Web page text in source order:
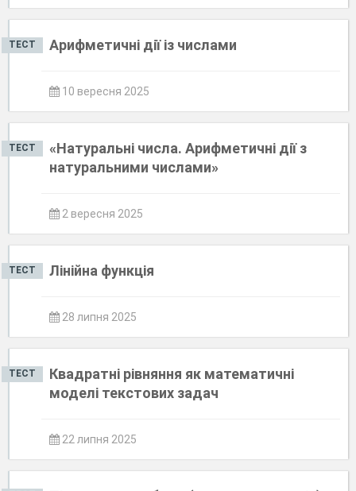
ТЕСТ Арифметичні дії із числами
10 вересня 2025
ТЕСТ
«Натуральні числа. Арифметичні дії з
натуральними числами»
2 вересня 2025
ТЕСТ Лінійна функція
28 липня 2025
ТЕСТ
Квадратні рівняння як математичні
моделі текстових задач
22 липня 2025